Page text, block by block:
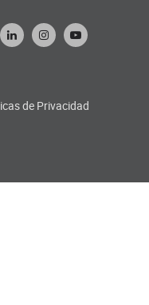
de Privacidad